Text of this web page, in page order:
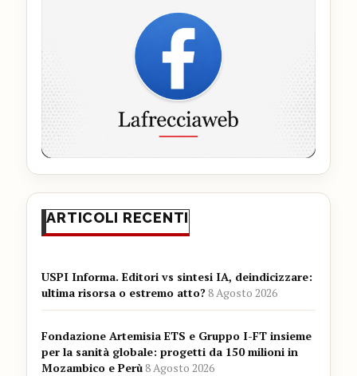
ARTICOLI RECENTI
USPI Informa. Editori vs sintesi IA, deindicizzare:
ultima risorsa o estremo atto?8 Agosto 2026
Fondazione Artemisia ETS e Gruppo I-FT insieme
per la sanità globale: progetti da 150 milioni in
Mozambico e Perù8 Agosto 2026